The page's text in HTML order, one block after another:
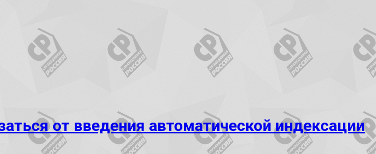
от введения автоматической индексации